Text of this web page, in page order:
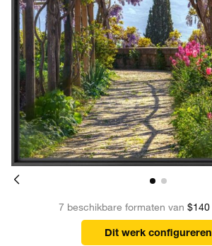
7 beschikbare formaten van $140
Dit werk configureren